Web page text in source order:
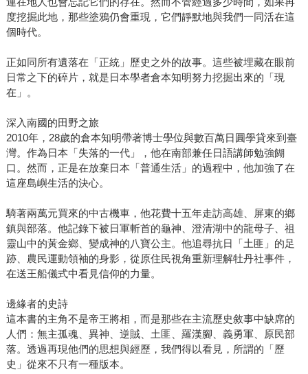
度挖掘此地，那些塗鴉仍會重現，它們靜默地與我們一同活在這
個時代。
正如同所有遺落在「正統」歷史之外的故事。這些被埋藏在眼前
日常之下的碎片，就是日本學者倉本知明努力挖掘出來的「現
在」。
深入南國的田野之旅
2010年，28歲的倉本知明帶著博士學位與數百萬日圓學貸來到臺
灣。作為日本「失落的一代」，他在南部兼任日語講師勉強餬
口。然而，正是在放棄日本「普通生活」的過程中，他加強了在
這座島嶼生活的決心。
騎著兩萬元買來的中古機車，他花費十五年走訪高雄、屏東的鄉
鎮與部落。他記錄下被日軍斬首的龜神、澄清湖中的龍母子、祖
靈山中的黃金鄉、變成神的八寶公主。他追尋抗日「土匪」的足
跡、農民運動領袖的身影，從原住民視角重新理解牡丹社事件，
在送王船儀式中看見信仰的力量。
邊緣者的史詩
這本書的主角不是帝王將相，而是那些在主流歷史敘事中缺席的
人們：無主孤魂、異神、逆賊、土匪、羅漢腳、義勇軍、原民部
落。透過再現他們的思想與經歷，我們得以看見，所謂的「歷
史」從來不只有一種版本。